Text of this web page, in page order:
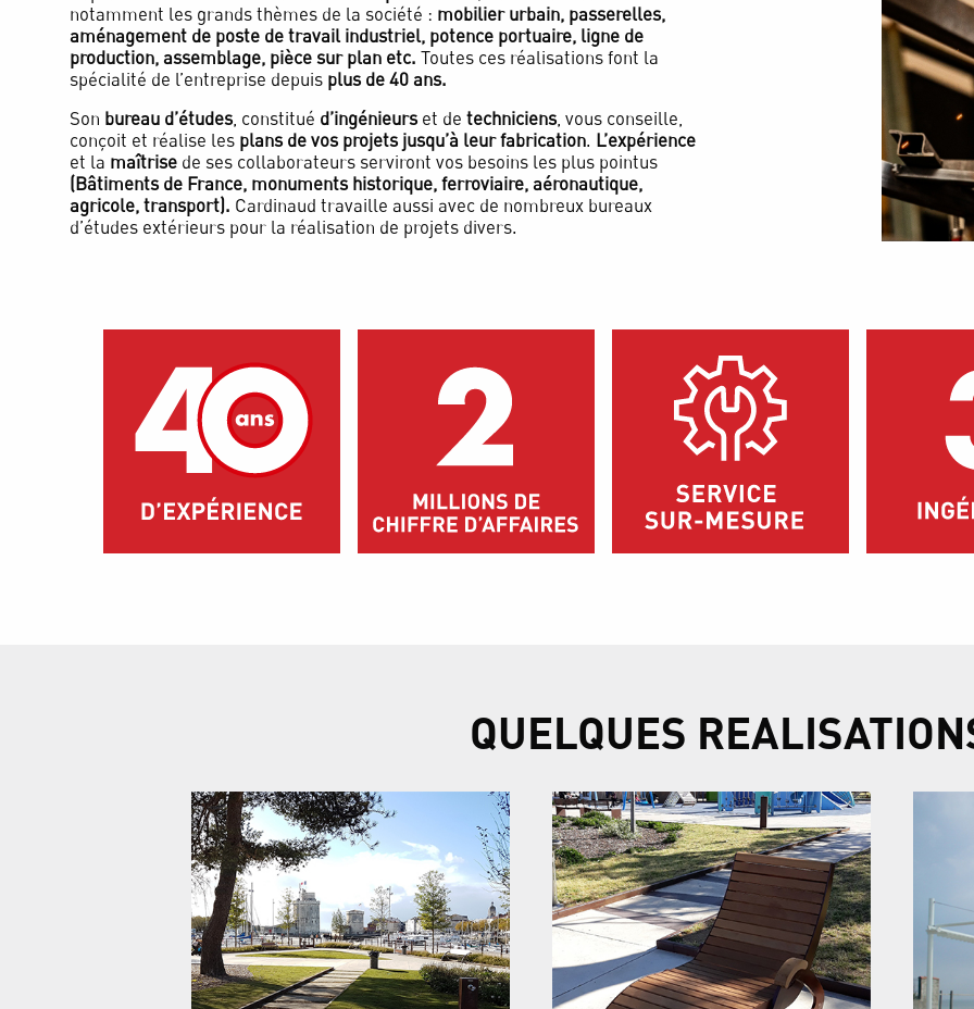
notamment les grands thèmes de la société : mobilier urbain, passerelles,
aménagement de poste de travail industriel, potence portuaire, ligne de
production, assemblage, pièce sur plan etc. Toutes ces réalisations font la
spécialité de l’entreprise depuis plus de 40 ans.
Son bureau d’études , constitué d’ingénieurs et de techniciens , vous conseille,
conçoit et réalise les plans de vos projets jusqu’à leur fabrication. L’expérience
et la maîtrise de ses collaborateurs serviront vos besoins les plus pointus
(Bâtiments de France, monuments historique, ferroviaire, aéronautique,
agricole, transport). Cardinaud travaille aussi avec de nombreux bureaux
d’études extérieurs pour la réalisation de projets divers.
QUELQUES